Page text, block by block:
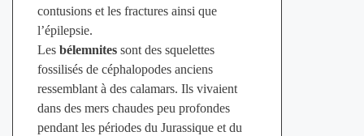
contusions et les fractures ainsi que
l’épilepsie.
Les bélemnites sont des squelettes
fossilisés de céphalopodes anciens
ressemblant à des calamars. Ils vivaient
dans des mers chaudes peu profondes
pendant les périodes du Jurassique et du